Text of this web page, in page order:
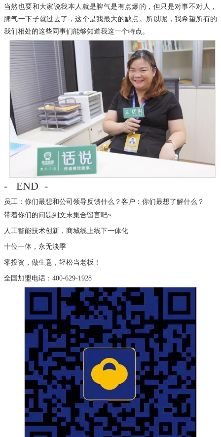
当然也要和大家说我本人就是脾气是有点爆的，但只是对事不对人，
脾气一下子就过去了，这个是我最大的缺点。 所以呢，我希望所有的
我们相处的这些同事们能够知道我这一个特点。
- END -
员工： 你们最想和公司领导反馈什么？ 客户： 你们最想了解什么？
带着你们的问题到文末集合留言吧~
人工智能技术创新，商城线上线下一体化
十位一体，永无淡季
零投资，做生意，轻松当老板！
全国加盟电话：400-629-1928